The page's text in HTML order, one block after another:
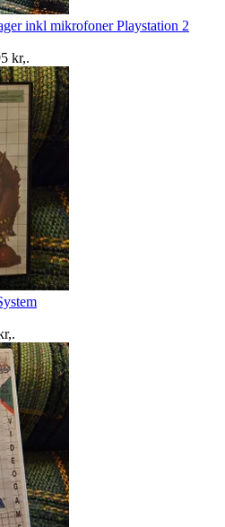
inkl mikrofoner Playstation 2
kr,.
,.